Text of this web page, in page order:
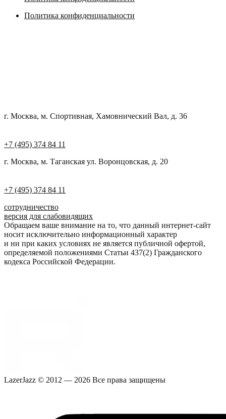
Политика конфиденциальности
г. Москва, м. Спортивная, Хамовнический Вал, д. 36
+7 (495) 374 84 11
г. Москва, м. Таганская ул. Воронцовская, д. 20
+7 (495) 374 84 11
сотрудничество
версия для слабовидящих
Обращаем ваше внимание на то, что данный интернет-сайт
носит исключительно информационный характер
и ни при каких условиях не является публичной офертой,
определяемой положениями Статьи 437(2) Гражданского
кодекса Российской Федерации.
LazerJazz © 2012 — 2026 Все права защищены